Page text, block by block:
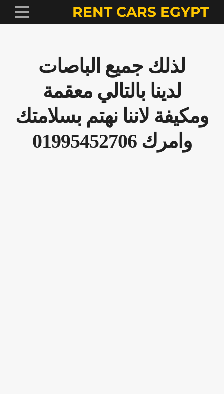
RENT CARS EGYPT
لذلك جميع الباصات
لدينا بالتالي معقمة
ومكيفة لاننا نهتم بسلامتك
وامرك 01995452706